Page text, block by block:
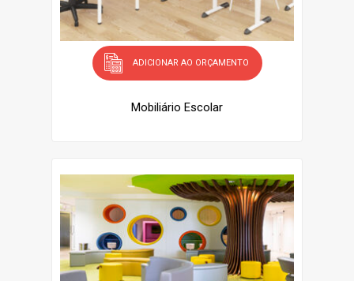
ADICIONAR AO ORÇAMENTO
Mobiliário Escolar